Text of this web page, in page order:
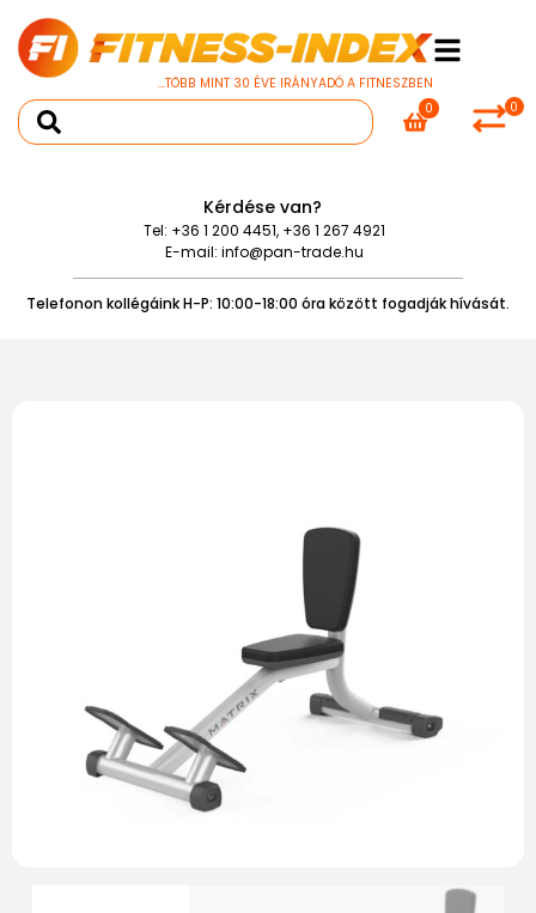
...TÖBB MINT 30 ÉVE IRÁNYADÓ A FITNESZBEN
0
0
Kérdése van?
Tel: +36 1 200 4451, +36 1 267 4921
E-mail: info@pan-trade.hu
Telefonon kollégáink H-P: 10:00-18:00 óra között fogadják hívását.